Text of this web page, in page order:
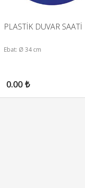
PLASTİK DUVAR SAATİ
Ebat: Ø 34 cm
0.00 ₺